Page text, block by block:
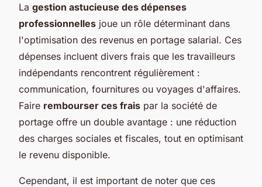
La gestion astucieuse des dépenses
professionnelles joue un rôle déterminant dans
l'optimisation des revenus en portage salarial. Ces
dépenses incluent divers frais que les travailleurs
indépendants rencontrent régulièrement :
communication, fournitures ou voyages d'affaires.
Faire rembourser ces frais par la société de
portage offre un double avantage : une réduction
des charges sociales et fiscales, tout en optimisant
le revenu disponible.
Cependant, il est important de noter que ces